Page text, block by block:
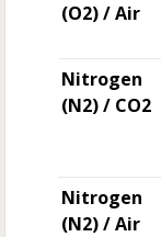
(O2) / Air
Nitrogen
(N2) / CO2
Nitrogen
(N2) / Air